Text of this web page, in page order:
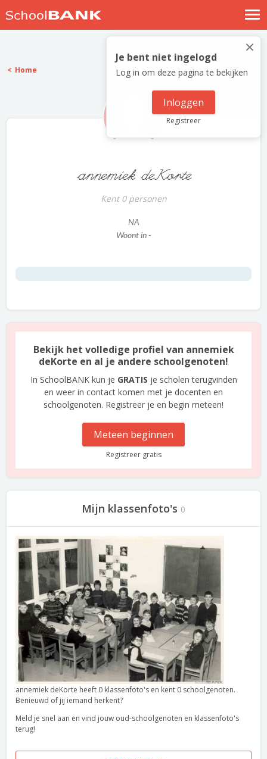
Nostalgische verhalen
Log in
Meld je gratis aan
×
Je bent niet ingelogd
Log in om deze pagina te bekijken
Inloggen
Registreer
Home
annemiek deKorte
Kent 0 personen
NA
Woont in -
Bekijk het volledige profiel van annemiek
deKorte en al je andere schoolgenoten!
In SchoolBANK kun je GRATIS je scholen terugvinden
en weer in contact komen met je docenten en
schoolgenoten. Registreer je en begin meteen!
Meteen beginnen
Registreer gratis
Mijn klassenfoto's 0
annemiek deKorte heeft 0 klassenfoto's en kent 0 schoolgenoten.
Benieuwd of jij iemand herkent?
Meld je snel aan en vind jouw oud-schoolgenoten en klassenfoto's
terug!